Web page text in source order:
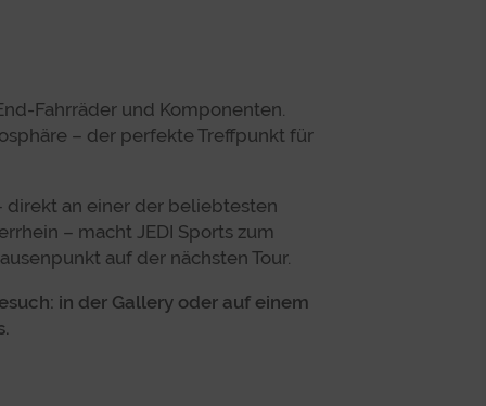
Fahrräder und Komponenten.
– der perfekte Treffpunkt für
direkt an einer der beliebtesten
– macht JEDI Sports zum
auf der nächsten Tour.
in der Gallery oder auf einem